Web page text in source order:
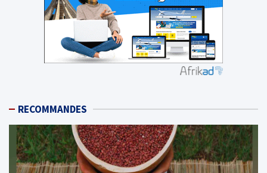
RECOMMANDES